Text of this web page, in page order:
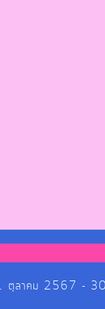
(1 ตุลาคม 2567 -